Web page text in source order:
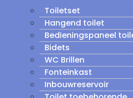
Toiletset
Hangend toilet
Bedieningspaneel
Bidets
WC Brillen
Fonteinkast
Inbouwreservoir